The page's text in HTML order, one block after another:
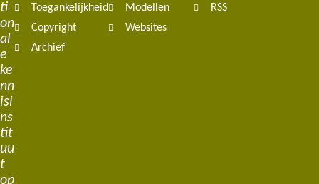
ti
on
al
e
ke
nn
isi
ns
tit
uu
t
op
Toegankelijkheid
Copyright
Archief
Modellen
Websites
RSS